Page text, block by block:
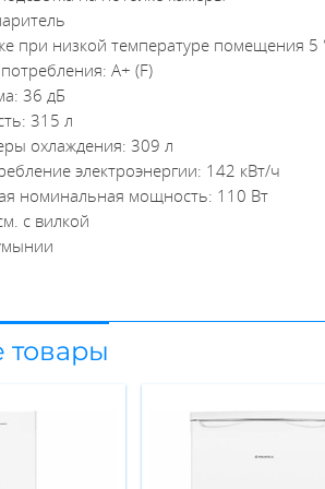
при низкой температуре помещения 5
А+ (F)
36 дБ
315 л
охлаждения: 309 л
электроэнергии: 142 кВт/ч
номинальная мощность: 110 Вт
с вилкой